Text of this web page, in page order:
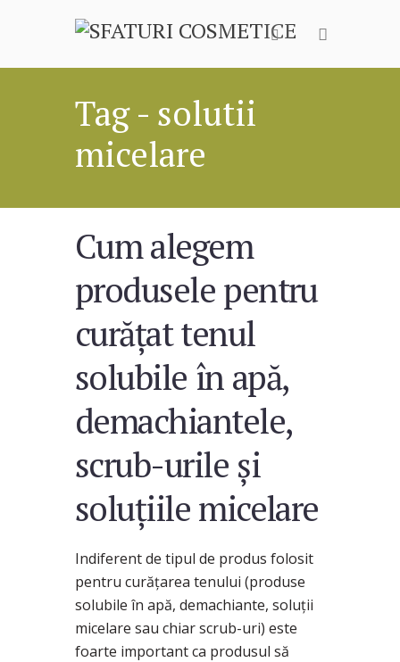
Tag - solutii
micelare
Cum alegem
produsele pentru
curățat tenul
solubile în apă,
demachiantele,
scrub-urile și
soluțiile micelare
Indiferent de tipul de produs folosit
pentru curățarea tenului (produse
solubile în apă, demachiante, soluții
micelare sau chiar scrub-uri) este
foarte important ca produsul să